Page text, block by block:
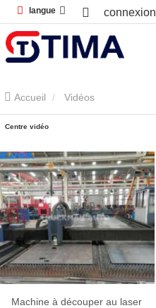
langue connexion
Accueil Vidéos
Centre vidéo
Machine à découper au laser